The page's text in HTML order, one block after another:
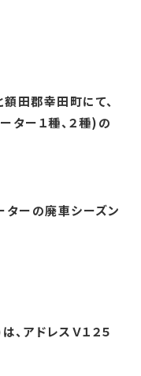
田郡幸田町にて、
ター１種、２種)の
ターの廃車シーズン
アドレスＶ１２５